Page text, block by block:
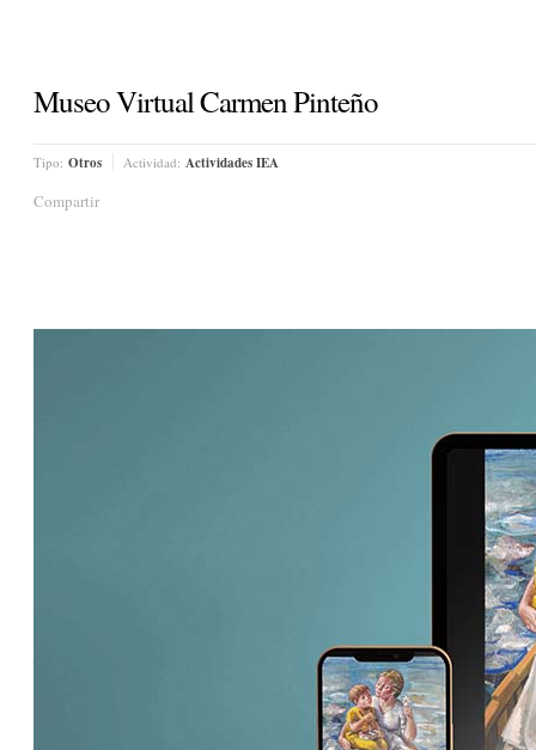
Museo Virtual Carmen Pinteño
Tipo: Otros Actividad: Actividades IEA
Compartir